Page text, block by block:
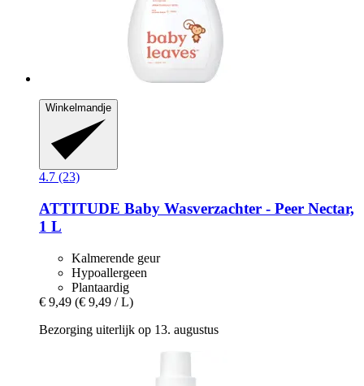
Winkelmandje
4.7 (23)
ATTITUDE Baby Wasverzachter -​ Peer Nectar,
1 L
Kalmerende geur
Hypoallergeen
Plantaardig
€ 9,49 (€ 9,49 / L)
Bezorging uiterlijk op 13. augustus